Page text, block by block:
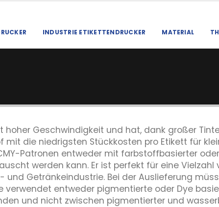
INDUSTRIE ETIKETTENDRUCKER MATERIAL
hoher Geschwindigkeit und hat, dank großer
die niedrigsten Stückkosten pro Etikett für
Patronen entweder mit farbstoffbasierter
werden kann. Er ist perfekt für eine Vielzahl
Getränkeindustrie. Bei der Auslieferung
verwendet entweder pigmentierte oder Dye
und nicht zwischen pigmentierter und